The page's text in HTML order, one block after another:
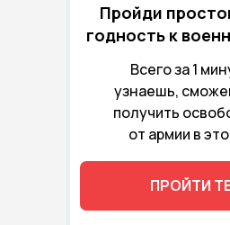
Всего за 1
узнаешь,
получить
от армии в
Пройди
годность к
ПРОЙТИ